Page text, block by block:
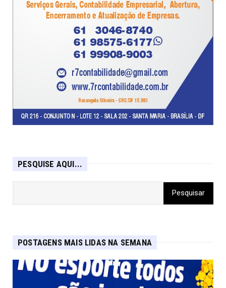
PESQUISE AQUI...
POSTAGENS MAIS LIDAS NA SEMANA